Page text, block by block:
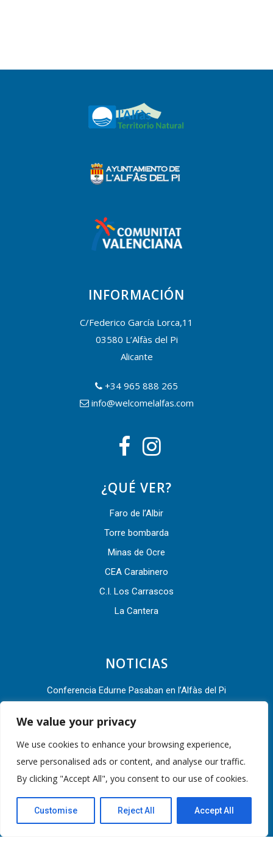
We value your privacy
We use cookies to enhance your browsing experience,
serve personalised ads or content, and analyse our traffic.
By clicking "Accept All", you consent to our use of cookies.
Customise Reject All Accept All
INFORMACIÓN
C/Federico García Lorca,11
03580 L’Alfàs del Pi
Alicante
+34 965 888 265
info@welcomelalfas.com
¿QUÉ VER?
Faro de l’Albir
Torre bombarda
Minas de Ocre
CEA Carabinero
C.I. Los Carrascos
La Cantera
NOTICIAS
Conferencia Edurne Pasaban en l’Alfàs del Pi
L’Alfàs del Pi acude a la Asamblea General 2022 de la Red
L’Alfàs del Pi presente en el III Congreso Mundial de
Destinos Turísticos Inteligentes que se celebra en Valencia
Teatro infantil este viernes en el Espai Cultural Escoles
Velles de l’Alfàs para conmemorar el Día del Libro